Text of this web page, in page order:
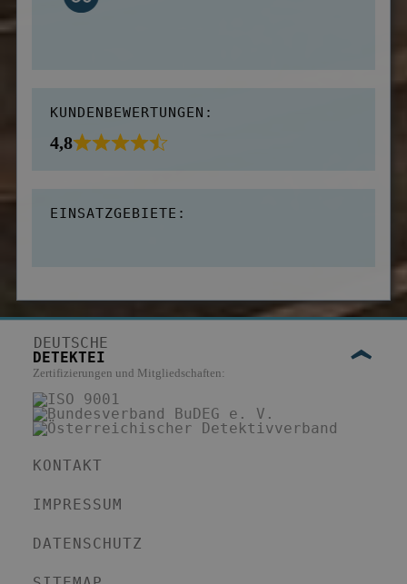
KUNDENBEWERTUNGEN:
4,8
EINSATZGEBIETE:
DEUTSCHE
DETEKTEI
Zertifizierungen und Mitgliedschaften:
KONTAKT
IMPRESSUM
DATENSCHUTZ